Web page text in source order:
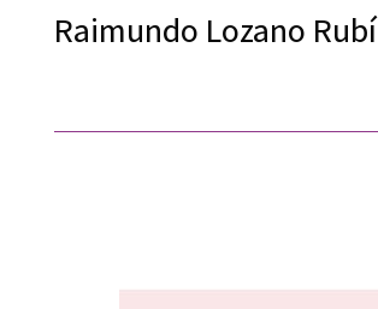
Raimundo Lozano Rubí